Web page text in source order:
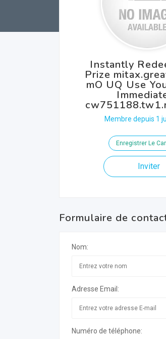
Instantly
Prize
mO UQ Use
Membre depuis 1
Enregistrer Le
Inviter
Formulaire de
Nom:
Adresse Email:
Numéro de téléphone: